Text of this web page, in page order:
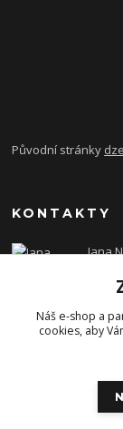
Původní stránky
KONTAKTY
Jana
Náš e-shop a
cookies, aby